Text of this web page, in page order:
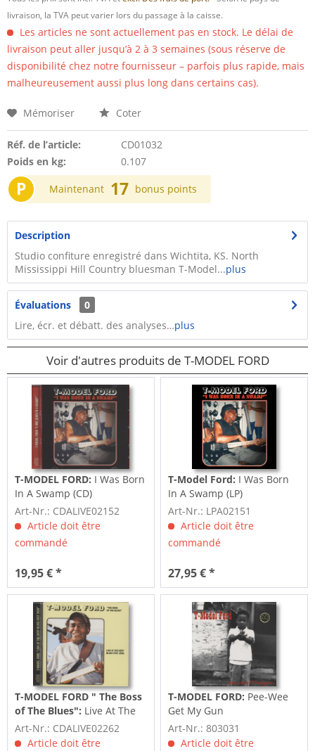
livraison, la TVA peut varier lors du passage à la caisse.
Les articles ne sont actuellement pas en stock. Le délai de
livraison peut aller jusqu’à 2 à 3 semaines (sous réserve de
disponibilité chez notre fournisseur – parfois plus rapide, mais
malheureusement aussi plus long dans certains cas).
Mémoriser Coter
Réf. de l’article:
CD01032
Poids en kg:
0.107
P Maintenant 17 bonus points
Description
Studio confiture enregistré dans Wichtita, KS. North
Mississippi Hill Country bluesman T-Model...plus
Évaluations
0
Lire, écr. et débatt. des analyses…plus
Voir d'autres produits de T-MODEL FORD
T-MODEL FORD: I Was Born
In A Swamp (CD)
Art-Nr.: CDALIVE02152
Article doit être
commandé
19,95 € *
T-Model Ford: I Was Born
In A Swamp (LP)
Art-Nr.: LPA02151
Article doit être
commandé
27,95 € *
T-MODEL FORD " The Boss
of The Blues": Live At The
Deep Blues 2008 (CD)
Art-Nr.: CDALIVE02262
Article doit être
T-MODEL FORD: Pee-Wee
Get My Gun
Art-Nr.: 803031
Article doit être